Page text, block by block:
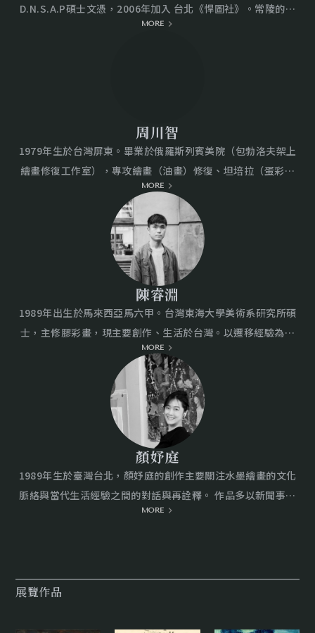
D.N.S.A.P碩士文憑，2006年加入 台北《悍圖社》。常陵的近
年個展包括2023年《戰前準備》於台北MOCA當代藝術館、
靜態的地理坐標，而是一個在意識邊界中持續變形的存在，呼
吸時間，吸收情感，過往的美好記憶，在充斥的資訊與影像不
斷餵養之後，這樣的故鄉，早已不屬於個人，而是被社會、科
技與集體記憶共同塑形。其中，既視感的閃現讓我們懷疑過去
是否真實，預言則讓人們懷疑未來是否已經被寫好。常陵邀請
觀者一同沉入這座同時懷抱過去與預示未來的「雙重幻象」之
島，在過度餵養的時代中尋找尚存的鮮活痕跡。
MORE
周川智
1979年生於台灣屏東。畢業於俄羅斯列賓美院（包勃洛夫架上
繪畫修復工作室），專攻繪畫（油畫）修復、坦培拉（蛋彩）
修復及繪畫技法與材料，求學期間操作聖彼得堡喀山教堂藏
品、帕夫洛斯克博物館、普希金博物館、聖彼德堡宗教博物館
等十餘件博物館等級修復。結合科學修復技巧於創作之中，作
品精微寫實，善於表現物體肌理的細膩質感，深具文藝復興古
典韻味。
MORE
陳睿淵
1989年出生於馬來西亞馬六甲。台灣東海大學美術系研究所碩
士，主修膠彩畫，現主要創作、生活於台灣。以遷移經驗為起
點，在環境轉換間，採集生活中的景物片段，如天候、都市工
事與地誌建物，並將它們重構成紙上風景，以此探尋地域的風
土構成，進而映照自身在其中的位置與狀態。 近年獲洄瀾獎首
獎、德意志銀行青年創作者獎助計畫首獎、南瀛獎平面類優選
獎、宜蘭獎銅獎、集保藝術賞入選等。並曾獲選參與「駁二藝
術特區藝術家進駐計畫」及台東池上「台灣好基金會池上藝術
村進駐計畫」，曾於花蓮美術館、日本築波美術館、金車文藝
中心、馬來西亞吉隆坡MIACC藝廊展出。作品獲池上穀倉藝術
館及花蓮美術館收藏。
MORE
顏妤庭
1989年生於臺灣台北，顏妤庭的創作主要關注水墨繪畫的文化
脈絡與當代生活經驗之間的對話與再詮釋。 作品多以新聞事件
的影像及文字為背景，藉由結合個人的感知經驗及對水墨的傳
MORE
展覽作品